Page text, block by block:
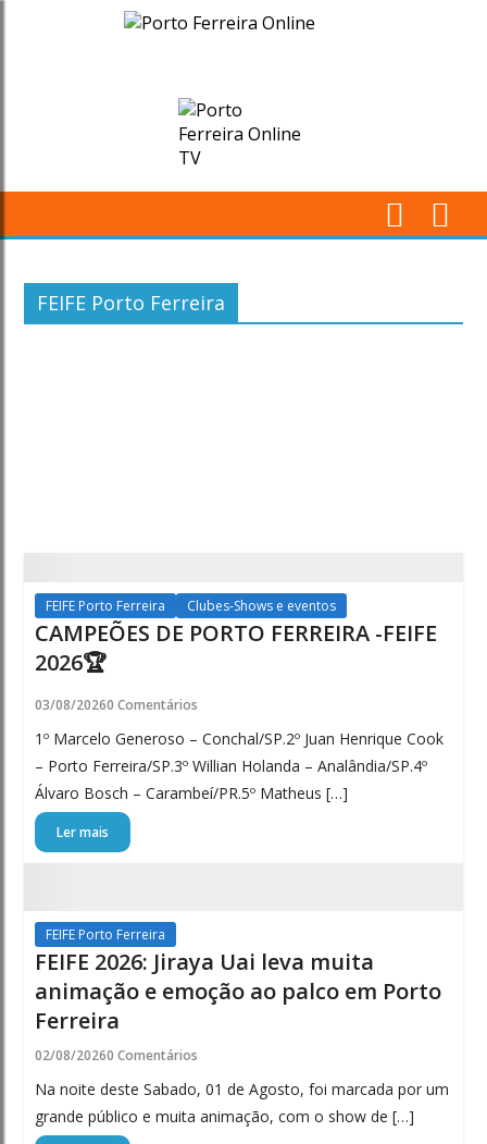
Arquivos
Porto
Ferreira
Ferreira
FEIFE Porto Ferreira
as
notícias
FEIFE Porto Ferreira Clubes-Shows e eventos
CAMPEÕES DE PORTO FERREIRA -FEIFE
2026🏆
03/08/20260 Comentários
1º Marcelo Generoso – Conchal/SP.2º Juan Henrique Cook
– Porto Ferreira/SP.3º Willian Holanda – Analândia/SP.4º
Álvaro Bosch – Carambeí/PR.5º Matheus […]
Ler mais
FEIFE Porto Ferreira
FEIFE 2026: Jiraya Uai leva muita
animação e emoção ao palco em Porto
Ferreira
02/08/20260 Comentários
Na noite deste Sabado, 01 de Agosto, foi marcada por um
grande público e muita animação, com o show de […]